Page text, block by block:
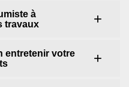
à
travaux
entretenir votre